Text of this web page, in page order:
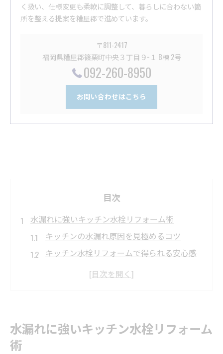
く扱い、仕様変更も柔軟に調整して、暮らしに合わない箇
所を整える提案を糟屋郡で進めています。
〒811-2417
福岡県糟屋郡篠栗町中央３丁目９−１ B棟 2号
092-260-8950
お問い合わせはこちら
目次
水漏れに強いキッチン水栓リフォーム術
キッチンの水漏れ原因を見極めるコツ
キッチン水栓リフォームで得られる安心感
リフォーム業者選びで失敗しない方法
キッチン水栓の経年劣化を見極めるポイン
水漏れに強いキッチン水栓リフォーム
術